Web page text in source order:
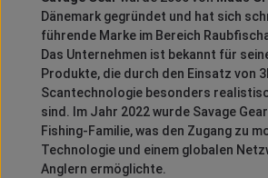
Dänemark gegründet und hat sich
führende Marke im Bereich
Das Unternehmen ist bekannt für
Produkte, die durch den Einsatz von
Scantechnologie besonders
sind.
Im Jahr 2022 wurde Savage
Fishing-Familie, was den Zugang zu
Technologie und einem globalen
Anglern ermöglichte.